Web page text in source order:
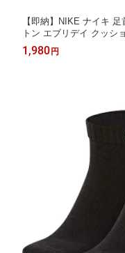
【即納】NIKE ナイキ
トン エブリデイ クッシ
ーツソックス 3足組 ホワ
1,980円